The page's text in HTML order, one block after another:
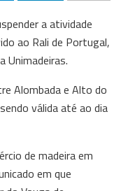
a atividade
ao Rali de Portugal,
Unimadeiras.
Alombada e Alto do
válida até ao dia
de madeira em
em que